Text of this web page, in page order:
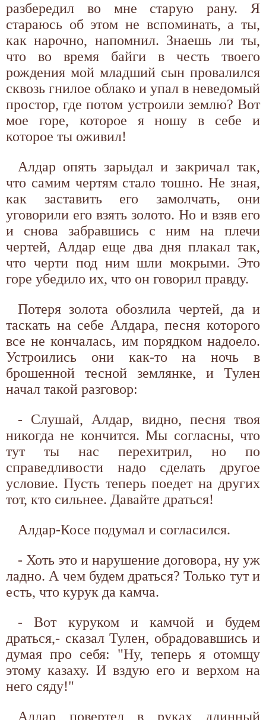
разбередил во мне старую рану. Я
стараюсь об этом не вспоминать, а ты,
как нарочно, напомнил. Знаешь ли ты,
что во время байги в честь твоего
рождения мой младший сын провалился
сквозь гнилое облако и упал в неведомый
простор, где потом устроили землю? Вот
мое горе, которое я ношу в себе и
которое ты оживил!
Алдар опять зарыдал и закричал так,
что самим чертям стало тошно. Не зная,
как заставить его замолчать, они
уговорили его взять золото. Но и взяв его
и снова забравшись с ним на плечи
чертей, Алдар еще два дня плакал так,
что черти под ним шли мокрыми. Это
горе убедило их, что он говорил правду.
Потеря золота обозлила чертей, да и
таскать на себе Алдара, песня которого
все не кончалась, им порядком надоело.
Устроились они как-то на ночь в
брошенной тесной землянке, и Тулен
начал такой разговор:
- Слушай, Алдар, видно, песня твоя
никогда не кончится. Мы согласны, что
тут ты нас перехитрил, но по
справедливости надо сделать другое
условие. Пусть теперь поедет на других
тот, кто сильнее. Давайте драться!
Алдар-Косе подумал и согласился.
- Хоть это и нарушение договора, ну уж
ладно. А чем будем драться? Только тут и
есть, что курук да камча.
- Вот куруком и камчой и будем
драться,- сказал Тулен, обрадовавшись и
думая про себя: "Ну, теперь я отомщу
этому казаху. И вздую его и верхом на
него сяду!"
Алдар повертел в руках длинный